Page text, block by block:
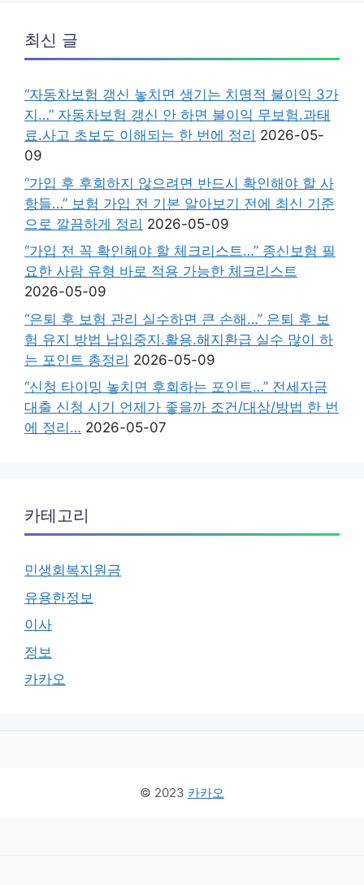
최신 글
“자동차보험 갱신 놓치면 생기는 치명적 불이익 3가
지…” 자동차보험 갱신 안 하면 불이익 무보험.과태
료.사고 초보도 이해되는 한 번에 정리 2026-05-
09
“가입 후 후회하지 않으려면 반드시 확인해야 할 사
항들…” 보험 가입 전 기본 알아보기 전에 최신 기준
으로 깔끔하게 정리 2026-05-09
“가입 전 꼭 확인해야 할 체크리스트…” 종신보험 필
요한 사람 유형 바로 적용 가능한 체크리스트
2026-05-09
“은퇴 후 보험 관리 실수하면 큰 손해…” 은퇴 후 보
험 유지 방법 납입중지.활용.해지환급 실수 많이 하
는 포인트 총정리 2026-05-09
“신청 타이밍 놓치면 후회하는 포인트…” 전세자금
대출 신청 시기 언제가 좋을까 조건/대상/방법 한 번
에 정리… 2026-05-07
카테고리
민생회복지원금
유용한정보
이사
정보
카카오
© 2023 카카오